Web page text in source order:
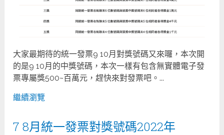
大家最期待的統一發票9 10月對獎號碼又來囉，本次開
的是9 10月的中獎號碼，本次一樣有包含無實體電子發
票專屬獎500~百萬元，趕快來對發票吧。...
繼續瀏覽
7 8月統一發票對獎號碼2022年